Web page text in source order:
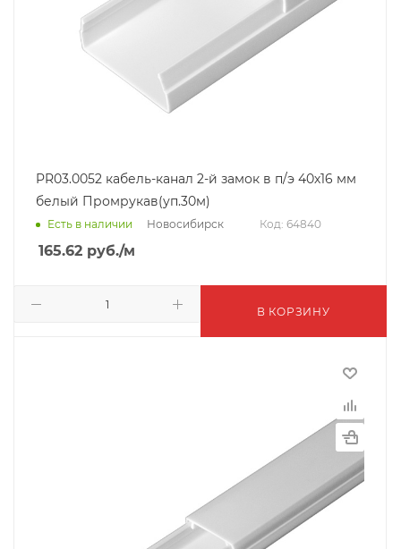
PR03.0052 кабель-канал 2-й замок в п/э 40х16 мм
белый Промрукав(уп.30м)
Есть в наличии Новосибирск Код: 64840
165.62 руб./м
В КОРЗИНУ